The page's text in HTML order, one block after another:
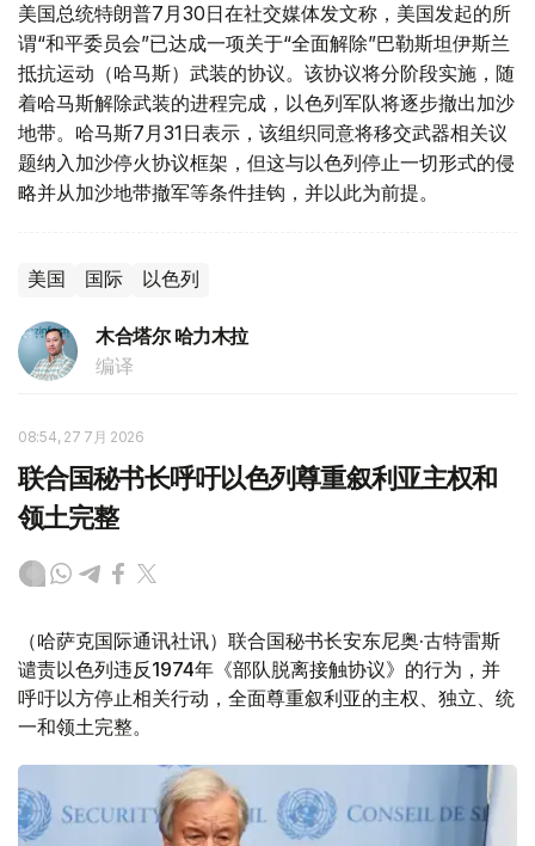
美国总统特朗普7月30日在社交媒体发文称，美国发起的所
谓“和平委员会”已达成一项关于“全面解除”巴勒斯坦伊斯兰
抵抗运动（哈马斯）武装的协议。该协议将分阶段实施，随
着哈马斯解除武装的进程完成，以色列军队将逐步撤出加沙
地带。哈马斯7月31日表示，该组织同意将移交武器相关议
题纳入加沙停火协议框架，但这与以色列停止一切形式的侵
略并从加沙地带撤军等条件挂钩，并以此为前提。
美国 国际 以色列
木合塔尔 哈力木拉
编译
08:54, 27 7月 2026
联合国秘书长呼吁以色列尊重叙利亚主权和
领土完整
（哈萨克国际通讯社讯）联合国秘书长安东尼奥·古特雷斯
谴责以色列违反1974年《部队脱离接触协议》的行为，并
呼吁以方停止相关行动，全面尊重叙利亚的主权、独立、统
一和领土完整。